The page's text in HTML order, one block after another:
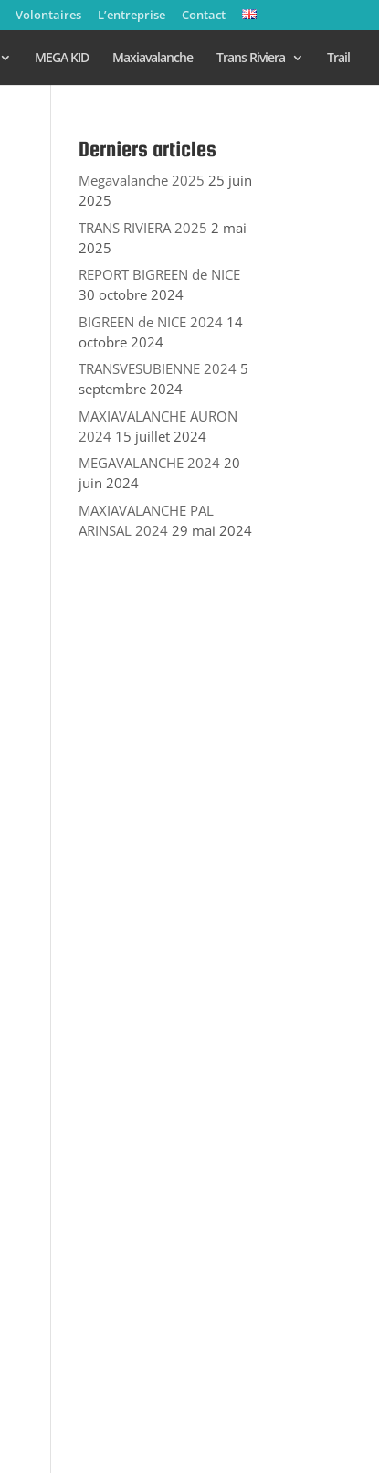
Volontaires L’entreprise Contact
MEGA KID Maxiavalanche Trans Riviera Trail
Derniers articles
Megavalanche 2025 25 juin
2025
TRANS RIVIERA 2025 2 mai
2025
REPORT BIGREEN de NICE
30 octobre 2024
BIGREEN de NICE 2024 14
octobre 2024
TRANSVESUBIENNE 2024 5
septembre 2024
MAXIAVALANCHE AURON
2024 15 juillet 2024
MEGAVALANCHE 2024 20
juin 2024
MAXIAVALANCHE PAL
ARINSAL 2024 29 mai 2024